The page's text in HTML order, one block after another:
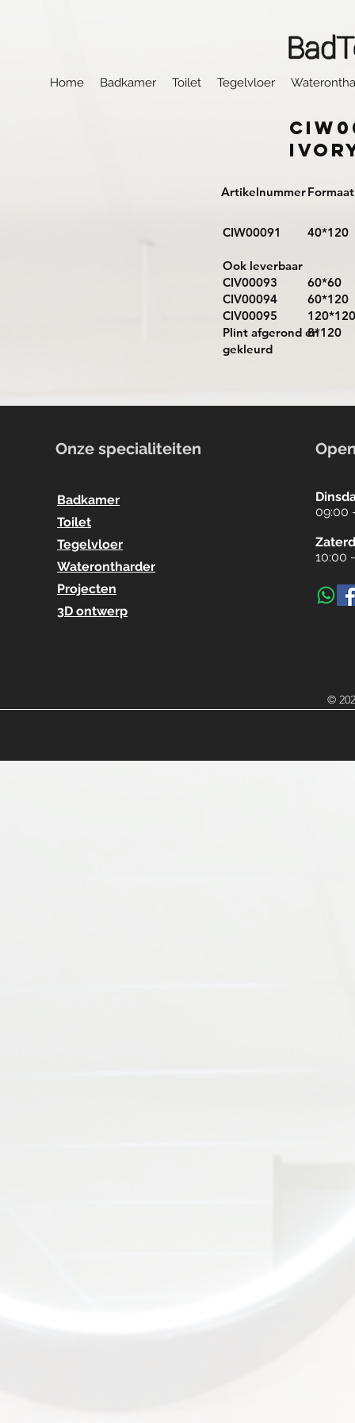
Home Badkamer Toilet Tegelvloer
ArtikelnummerFormaat
40*120
60*60
60*120
120*120
8*120
CIW00091
Ook leverbaar
CIV00093
CIV00094
CIV00095
Plint afgerond en
gekleurd
Onze specialiteiten
Badkamer
Toilet
Tegelvloer
Waterontharder
Projecten
3D ontwerp
09:00
10:00
©